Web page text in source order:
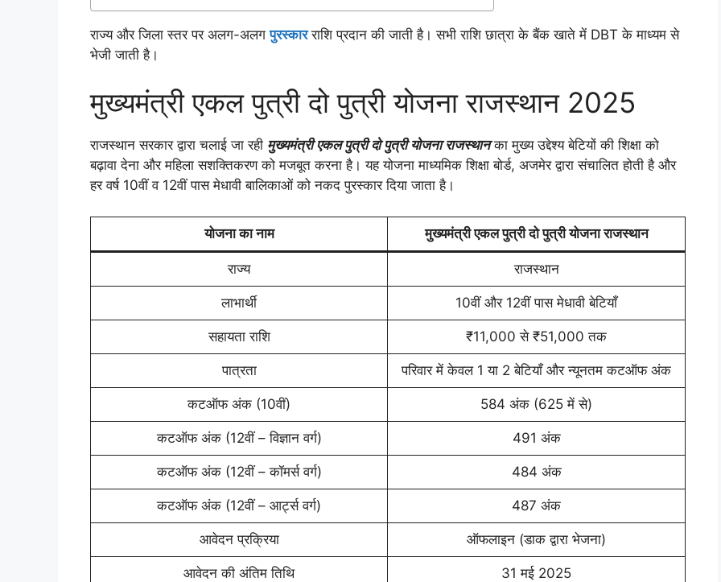
राज्य और जिला स्तर पर अलग-अलगपुरस्कारराशि प्रदान की जाती है। सभी राशि छात्रा के बैंक खाते में DBT के माध्यम से
भेजी जाती है।
मुख्यमंत्री एकल पुत्री दो पुत्री योजना राजस्थान 2025
राजस्थान सरकार द्वारा चलाई जा रही मुख्यमंत्री एकल पुत्री दो पुत्री योजना राजस्थानका मुख्य उद्देश्य बेटियों की शिक्षा को
बढ़ावा देना और महिला सशक्तिकरण को मजबूत करना है। यह योजना माध्यमिक शिक्षा बोर्ड, अजमेर द्वारा संचालित होती है और
हर वर्ष 10वीं व 12वीं पास मेधावी बालिकाओं को नकद पुरस्कार दिया जाता है।
योजना का नाम मुख्यमंत्री एकल पुत्री दो पुत्री योजना राजस्थान
राज्य राजस्थान
लाभार्थी 10वीं और 12वीं पास मेधावी बेटियाँ
सहायता राशि ₹11,000 से ₹51,000 तक
पात्रता परिवार में केवल 1 या 2 बेटियाँ और न्यूनतम कटऑफ अंक
कटऑफ अंक (10वीं) 584 अंक (625 में से)
कटऑफ अंक (12वीं – विज्ञान वर्ग) 491 अंक
कटऑफ अंक (12वीं – कॉमर्स वर्ग) 484 अंक
कटऑफ अंक (12वीं – आर्ट्स वर्ग) 487 अंक
आवेदन प्रक्रिया ऑफलाइन (डाक द्वारा भेजना)
आवेदन की अंतिम तिथि 31 मई 2025